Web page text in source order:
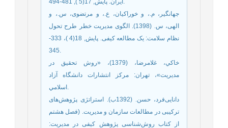
جهانگیر، م.، و خوراکیان، ع.، و مرتضوی، س.، و
الهی، س. (1398). الگوی مدیریت خطر طرح تحول
نظام سلامت: یک مطالعه کیفی. پایش, 18(4 )، 333-
خاکي، غلامرضا، (1379)، «روش تحقيق در
مديريت»، تهران: مرکز انتشارات دانشگاه آزاد
دانایی‌فرد، حسن. (1392ب). استراتژی پژوهش‌های
ترکیبی در مطالعات سازمان و مدیریت. (فصل هشتم
از کتاب روش‌شناسی پژوهش کیفی در مدیریت: